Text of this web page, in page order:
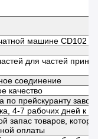
машине CD102
для частей
соединение
качество
по прейскуранту
4-7 рабочих дней к
запас товаров,
оплаты